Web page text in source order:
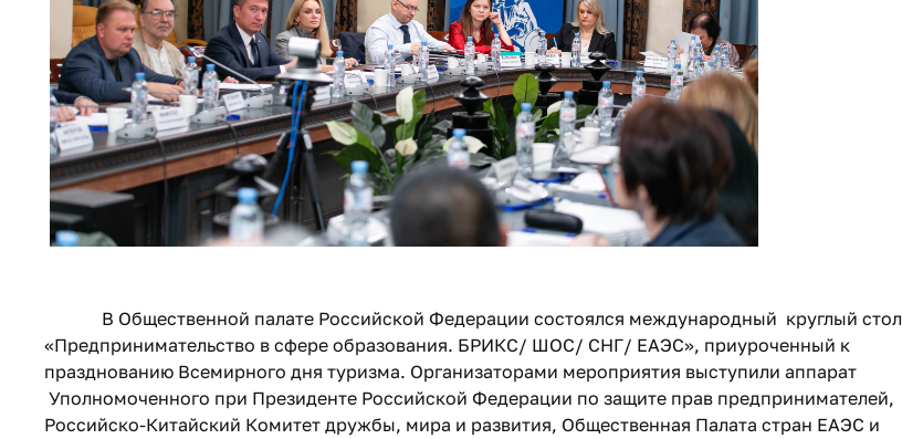
В Общественной палате Российской Федерации состоялся международный круглый стол
«Предпринимательство в сфере образования. БРИКС/ ШОС/ СНГ/ ЕАЭС», приуроченный к
празднованию Всемирного дня туризма. Организаторами мероприятия выступили аппарат
Уполномоченного при Президенте Российской Федерации по защите прав предпринимателей,
Российско-Китайский Комитет дружбы, мира и развития, Общественная Палата стран ЕАЭС и